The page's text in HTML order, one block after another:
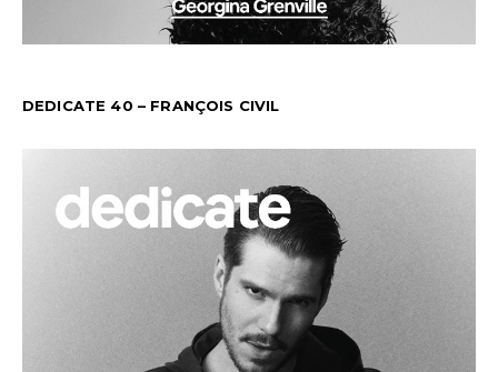
DEDICATE 40 – FRANÇOIS CIVIL